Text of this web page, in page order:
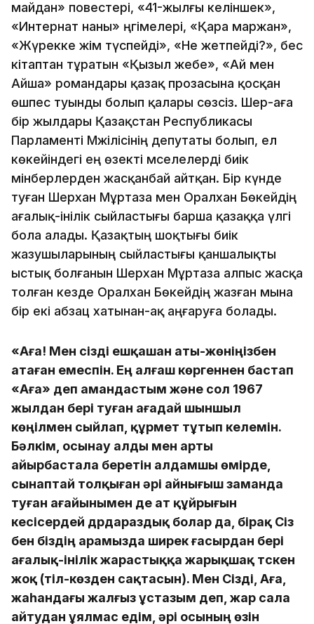
майдан» повестері, «41-жылғы келіншек»,
«Интернат наны» әңгімелері, «Қара маржан»,
«Жүрекке әжім түспейді», «Не жетпейді?», бес
кітаптан тұратын «Қызыл жебе», «Ай мен
Айша» романдары қазақ прозасына қосқан
өшпес туынды болып қалары сөзсіз. Шер-аға
бір жылдары Қазақстан Pеспубликасы
Парламенті Мәжілісінің депутаты болып, ел
көкейіндегі ең өзекті мәселелерді биік
мінберлерден жасқанбай айтқан. Бір күнде
туған Шерхан Мұртаза мен Оралхан Бөкейдің
ағалық-інілік сыйластығы барша қазаққа үлгі
бола алады. Қазақтың шоқтығы биік
жазушыларының сыйластығы қаншалықты
ыстық болғанын Шерхан Мұртаза алпыс жасқа
толған кезде Оралхан Бөкейдің жазған мына
бір екі абзац хатынан-ақ аңғаруға болады.
«Аға! Мен сізді ешқашан аты-жөніңізбен
атаған емеспін. Ең алғаш көргеннен бастап
«Аға» деп амандастым және сол 1967
жылдан бері туған ағадай шыншыл
көңілмен сыйлап, құрмет тұтып келемін.
Бәлкім, осынау алды мен арты
айырбастала беретін алдамшы өмірде,
сынаптай толқыған әрі айнығыш заманда
туған ағайынымен де ат құйрығын
кесісердей дүрдараздық болар да, бірақ Сіз
бен біздің арамызда ширек ғасырдан бері
ағалық-інілік жарастыққа жарықшақ түскен
жоқ (тіл-көзден сақтасын). Мен Сізді, Аға,
жаһандағы жалғыз ұстазым деп, жар сала
айтудан ұялмас едім, әрі осының өзін